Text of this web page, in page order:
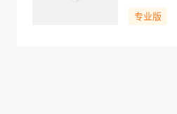
专业版